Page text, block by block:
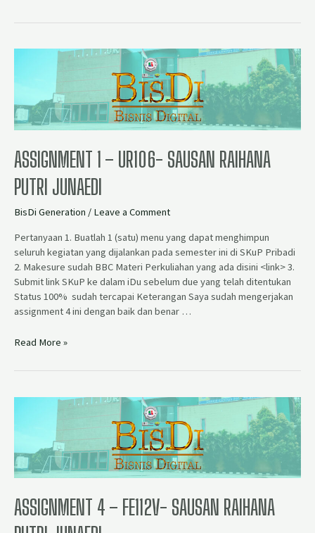
ASSIGNMENT 1 – UR106- SAUSAN RAIHANA
PUTRI JUNAEDI
BisDi Generation / Leave a Comment
Pertanyaan 1. Buatlah 1 (satu) menu yang dapat menghimpun
seluruh kegiatan yang dijalankan pada semester ini di SKuP Pribadi
2. Makesure sudah BBC Materi Perkuliahan yang ada disini <link> 3.
Submit link SKuP ke dalam iDu sebelum due yang telah ditentukan
Status 100% sudah tercapai Keterangan Saya sudah mengerjakan
assignment 4 ini dengan baik dan benar …
Read More »
ASSIGNMENT 4 – FE112V- SAUSAN RAIHANA